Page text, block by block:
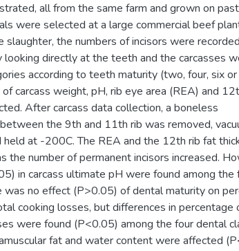
all from the same farm and grown on
were selected at a large commercial beef
slaughter, the numbers of incisors were
looking directly at the teeth and the carcasses
according to teeth maturity (two, four, six
carcass weight, pH, rib eye area (REA) and
After carcass data collection, a boneless
the 9th and 11th rib was removed,
held at -200C. The REA and the 12th rib fat
the number of permanent incisors increased.
in carcass ultimate pH were found among the
was no effect (P>0.05) of dental maturity on
cooking losses, but differences in percentage
were found (P<0.05) among the four dental
fat and water content were affected